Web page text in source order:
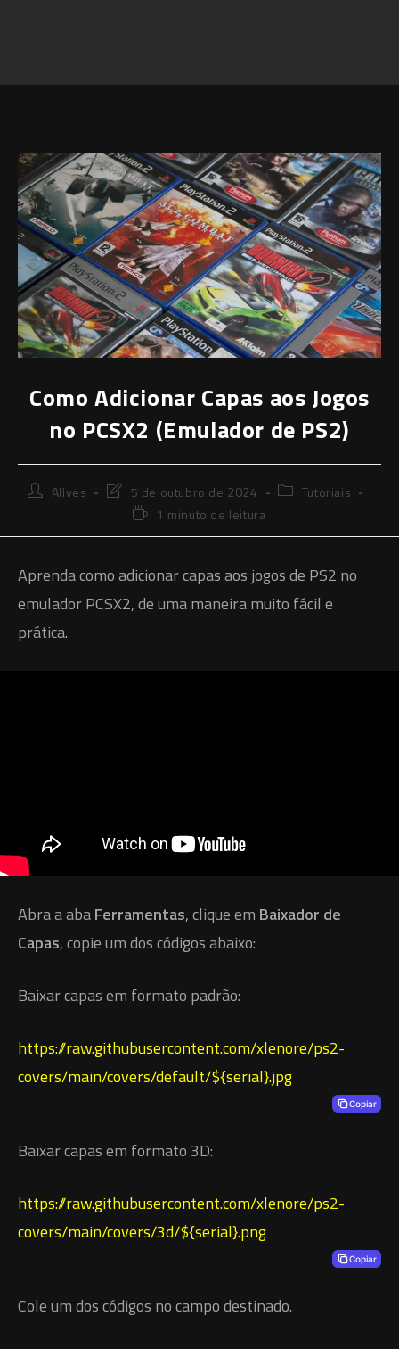
Como Adicionar Capas aos Jogos
no PCSX2 (Emulador de PS2)
AutorAllves
Última
modificação
post:
5 de outubro de 2024
Categoria
Tutoriais
Tempo1 minuto de leitura
Aprenda como adicionar capas aos jogos de PS2 no
emulador PCSX2, de uma maneira muito fácil e
prática.
Abra a abaFerramentas, clique em Baixador de
Capas, copie um dos códigos abaixo:
Baixar capas em formato padrão:
https://raw.githubusercontent.com/xlenore/ps2-
covers/main/covers/default/${serial}.jpg
Copiar
Baixar capas em formato 3D:
https://raw.githubusercontent.com/xlenore/ps2-
covers/main/covers/3d/${serial}.png
Copiar
Cole um dos códigos no campo destinado.